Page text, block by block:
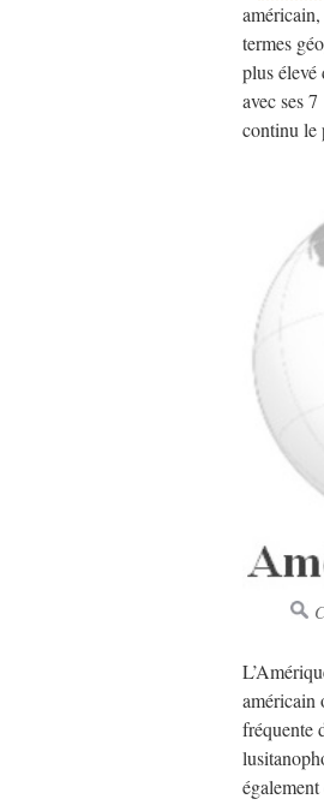
termes
plus élevé
avec ses
continu le
américain
fréquente